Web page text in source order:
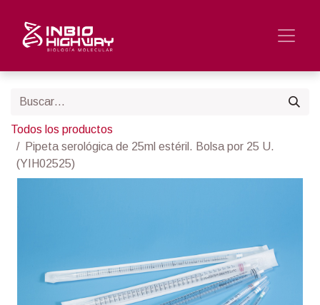
Todos los productos
Pipeta serológica de 25ml estéril. Bolsa por 25 U.
(YIH02525)